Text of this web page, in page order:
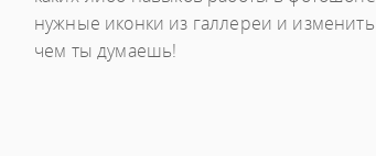
нужные иконки из галлереи и
чем ты думаешь!